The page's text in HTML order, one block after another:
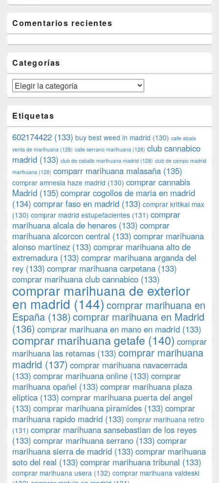
Comentarios recientes
Categorías
Categorías
Etiquetas
602174422 (133) buy best weed in madrid (130) calle alcala
venta de marihuana (128) calle serrano marihuana (128) club cannabico
madrid (133) club de caballo marihuana madrid (128) club de campo madrid
marihuana (128) comparr marihuana malasaña (135)
comprar amnesia haze madrid (130) comprar cannabis
Madrid (135) comprar cogollos de maria en madrid
(134) comprar faso en madrid (133) comprar kritikal max
(130) comprar madrid estupefacientes (131) comprar
marihuana alcala de henares (133) comprar
marihuana alcorcon central (133) comprar marihuana
alonso martinez (133) comprar marihuana alto de
extremadura (133) comprar marihuana arganda del
rey (133) comprar marihuana carpetana (133)
comprar marihuana club cannabico (133)
comprar marihuana de exterior
en madrid (144) comprar marihuana en
España (138) comprar marihuana en Madrid
(136) comprar marihuana en mano en madrid (133)
comprar marihuana getafe (140) comprar
marihuana las retamas (133) comprar marihuana
madrid (137) comprar marihuana navacerrada
(133) comprar marihuana online (133) comprar
marihuana opañel (133) comprar marihuana plaza
eliptica (133) comprar marihuana puerta del angel
(133) comprar marihuana pìramides (133) comprar
marihuana rapido madrid (133) comprar marihuana retiro
(131) comprar marihuana sansebastian de los reyes
(133) comprar marihuana serrano (133) comprar
marihuana sierra de madrid (133) comprar marihuana
soto del real (133) comprar marihuana tribunal (133)
comprar marihuana usera (132) comprar marihuana valdeski